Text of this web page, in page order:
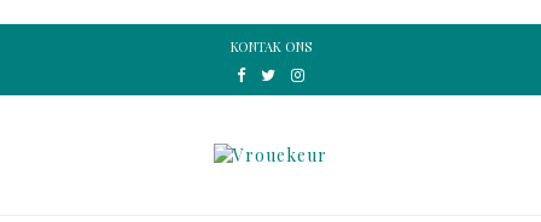
KONTAK ONS